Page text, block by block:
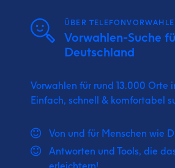
ÜBER
Vorwahlen-Suche
Deutschland
Vorwahlen für rund 13.000 Orte
Einfach, schnell & komfortabel
Von und für Menschen wie
Antworten und Tools, die
erleichtern!